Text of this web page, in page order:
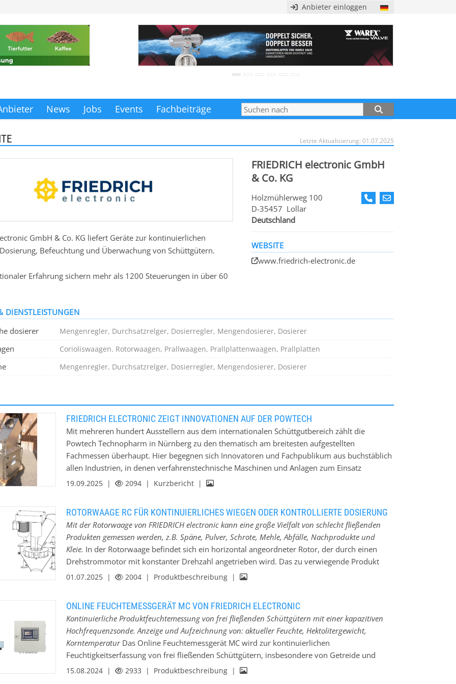
Anbieter einloggen
News Jobs Events Fachbeiträge
Letzte Aktualisierung: 01.07.2025
FRIEDRICH electronic GmbH
& Co. KG
Holzmühlerweg 100
D-35457 Lollar
Deutschland
WEBSITE
www.friedrich-electronic.de
GmbH & Co. KG liefert Geräte zur kontinuierlichen
Befeuchtung und Überwachung von Schüttgütern.
Erfahrung sichern mehr als 1200 Steuerungen in über 60
und Kontrolle von Mehlen, Pulvern, Pellets, Getreide und
und in vielen Bereichen erprobten Verfahren eignen sich
sorgt für beständige Innovationen und macht unsere
Investitionen.
von mittlerweile ca. 70 % begründet sich durch robuste,
benutzerfreundliche Systeme, sowie durch den Firmensitz im
des Frankfurt Airport.
der Produktion auf Ihre Wünsche ein und bieten Ihnen eine hohe
möchten wir Alternativen schaffen die sich an Ihren
orientieren.
solides Wachstum und dauerhafte Verbesserung an.
nach QM-Richtlinie DIN EN ISO 9001:2015 für Entwicklung,
Vertrieb von Mess- und Regelgeräten für Schüttgüter.
DIENSTLEISTUNGEN
dosierer
Mengenregler, Durchsatzrelger, Dosierregler, Mengendosierer, Dosierer
Corioliswaagen. Rotorwaagen, Prallwaagen, Prallplattenwaagen, Prallplatten
Mengenregler, Durchsatzrelger, Dosierregler, Mengendosierer, Dosierer
FRIEDRICH ELECTRONIC ZEIGT INNOVATIONEN AUF DER POWTECH
Mit mehreren hundert Ausstellern aus dem internationalen Schüttgutbereich zählt die
Powtech Technopharm in Nürnberg zu den thematisch am breitesten aufgestellten
Fachmessen überhaupt. Hier begegnen sich Innovatoren und Fachpublikum aus buchstäblich
allen Industrien, in denen verfahrenstechnische Maschinen und Anlagen zum Einsatz
kommen. Eine besonders hohe Innovationsdichte zeigt traditionell der deutsche Mittelstand,
Systeme zur automatischen Verwiegung und exakten Dosierung von Schüttgütern in vielen
Anwendungsbereichen. Da die Systeme oft auch bei automatisierten Dosier- und
Abfüllprozessen zum Einsatz kommen, freut man sich hier dieses Jahr insbesondere über die
zeitgleich auf dem Messegelände stattfindende FACHPACK: „Unser Messestand in Halle 9
befindet sich in unmittelbarer…
19.09.2025 | 2094 | Kurzbericht |
ROTORWAAGE RC FÜR KONTINUIERLICHES WIEGEN ODER KONTROLLIERTE DOSIERUNG
Mit der Rotorwaage von FRIEDRICH electronic kann eine große Vielfalt von schlecht fließenden
Produkten gemessen werden, z.B. Späne, Pulver, Schrote, Mehle, Abfälle, Nachprodukte und
Kleie. In der Rotorwaage befindet sich ein horizontal angeordneter Rotor, der durch einen
Drehstrommotor mit konstanter Drehzahl angetrieben wird. Das zu verwiegende Produkt
wird dem Rotor zentrisch zugeführt und auf ca. 9 m/s beschleunigt. Die auftretende
zum Massenstrom. Anwendungen: * Kontinuierliche Verwiegung zur Überwachung der
Produktion und Berechnung der Ausbeute * Frequenzgesteuerte Dosierung zur Herstellung
von Mischungen oder Zudosierung von Einzelkomponenten * Als Produkte eignen sich
schwer fließende Schüttgüter, z.B. Späne, Pulver, Schrote, Mehle, Abfälle, Nachprodukte und
Kleie. Hinweis: Die Rotorwaage ist nicht eichfähig. Merkmale * Kontinuierliche Verwiegung
von schwer fließenden Schüttgütern * Geschlossenes System: hygienisch und wartungsfrei *
01.07.2025 | 2004 | Produktbeschreibung |
ONLINE FEUCHTEMESSGERÄT MC VON FRIEDRICH ELECTRONIC
Kontinuierliche Produktfeuchtemessung von frei fließenden Schüttgütern mit einer kapazitiven
Hochfrequenzsonde. Anzeige und Aufzeichnung von: aktueller Feuchte, Hektolitergewicht,
KorntemperaturDas Online Feuchtemessgerät MC wird zur kontinuierlichen
Feuchtigkeitserfassung von frei fließenden Schüttgütern, insbesondere von Getreide und
Granulaten, eingesetzt. In einem Messrohr werden von einer zentral angeordneten
15.08.2024 | 2933 | Produktbeschreibung |